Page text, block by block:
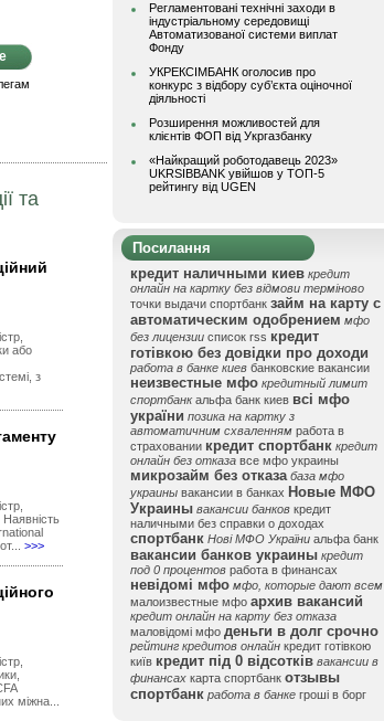
та
або
з
Наявність
>>>
міжна...
Регламентовані технічні заходи в
індустріальному середовищі
Автоматизованої системи виплат
Фонду
УКРЕКСІМБАНК оголосив про
конкурс з відбору суб’єкта оціночної
діяльності
Розширення можливостей для
клієнтів ФОП від Укргазбанку
«Найкращий роботодавець 2023»
UKRSIBBANK увійшов у ТОП-5
рейтингу від UGEN
Посилання
кредит наличными киев кредит
онлайн на картку без відмови терміново
точки выдачи спортбанк займ на карту с
автоматическим одобрением мфо
без лицензии список rss кредит
готівкою без довідки про доходи
работа в банке киев банковские вакансии
неизвестные мфо кредитный лимит
спортбанк альфа банк киев всі мфо
україни позика на картку з
автоматичним схваленням работа в
страховании кредит спортбанк кредит
онлайн без отказа все мфо украины
микрозайм без отказа база мфо
украины вакансии в банках Новые МФО
Украины вакансии банков кредит
наличными без справки о доходах
спортбанк Нові МФО України альфа банк
вакансии банков украины кредит
под 0 процентов работа в финансах
невідомі мфо мфо, которые дают всем
малоизвестные мфо архив вакансий
кредит онлайн на карту без отказа
маловідомі мфо деньги в долг срочно
рейтинг кредитов онлайн кредит готівкою
київ кредит під 0 відсотків вакансии в
финансах карта спортбанк отзывы
спортбанк работа в банке гроші в борг